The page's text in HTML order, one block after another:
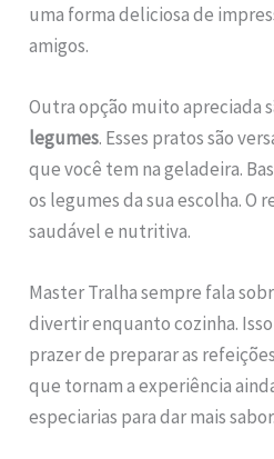
uma forma deliciosa de
amigos.
Outra opção muito apreciada
legumes. Esses pratos são
que você tem na geladeira.
os legumes da sua escolha. O
saudável e nutritiva.
Master Tralha sempre fala
divertir enquanto cozinha.
prazer de preparar as
que tornam a experiência
especiarias para dar mais sabor.